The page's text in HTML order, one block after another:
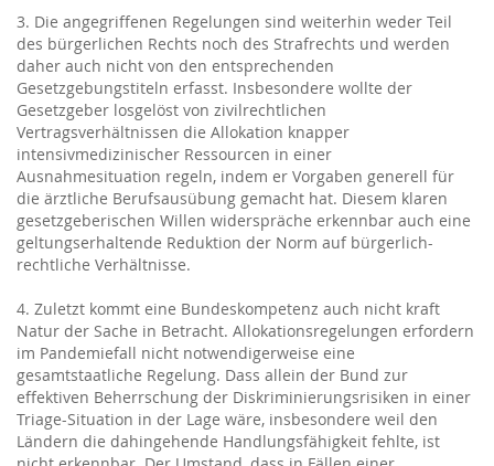
3. Die angegriffenen Regelungen sind weiterhin weder Teil
des bürgerlichen Rechts noch des Strafrechts und werden
daher auch nicht von den entsprechenden
Gesetzgebungstiteln erfasst. Insbesondere wollte der
Gesetzgeber losgelöst von zivilrechtlichen
Vertragsverhältnissen die Allokation knapper
intensivmedizinischer Ressourcen in einer
Ausnahmesituation regeln, indem er Vorgaben generell für
die ärztliche Berufsausübung gemacht hat. Diesem klaren
gesetzgeberischen Willen widerspräche erkennbar auch eine
geltungserhaltende Reduktion der Norm auf bürgerlich-
rechtliche Verhältnisse.
4. Zuletzt kommt eine Bundeskompetenz auch nicht kraft
Natur der Sache in Betracht. Allokationsregelungen erfordern
im Pandemiefall nicht notwendigerweise eine
gesamtstaatliche Regelung. Dass allein der Bund zur
effektiven Beherrschung der Diskriminierungsrisiken in einer
Triage-Situation in der Lage wäre, insbesondere weil den
Ländern die dahingehende Handlungsfähigkeit fehlte, ist